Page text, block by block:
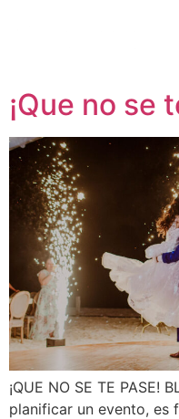
¡Que no se
¡QUE NO SE TE PASE!
planificar un evento, es